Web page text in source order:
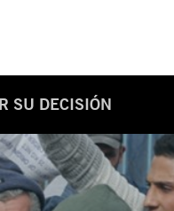
SU DECISIÓN